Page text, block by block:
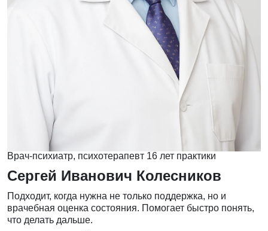
Врач-психиатр, психотерапевт 16 лет практики
Сергей Иванович Колесников
Подходит, когда нужна не только поддержка, но и
врачебная оценка состояния. Помогает быстро понять,
что делать дальше.